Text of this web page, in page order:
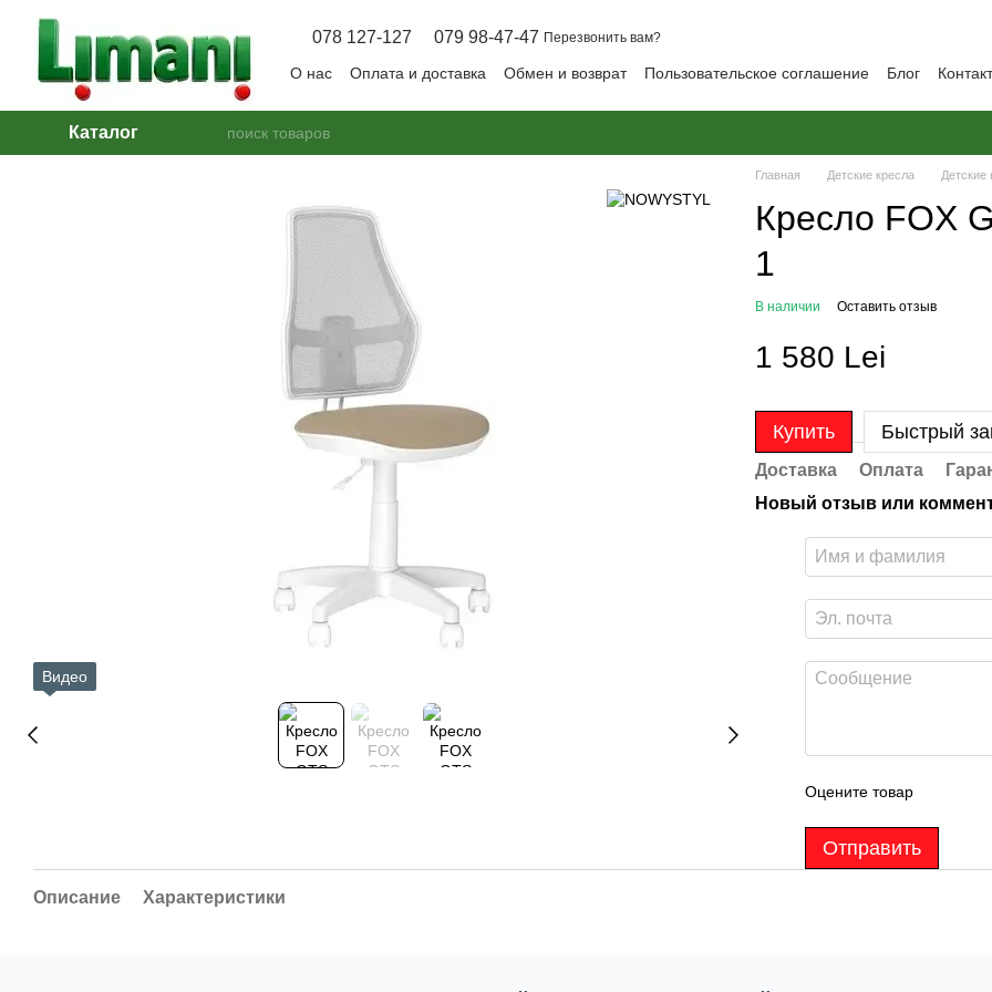
Перейти к основному контенту
078 127-127 079 98-47-47 Перезвонить вам?
О нас Оплата и доставка Обмен и возврат Пользовательское соглашение Блог
Каталог
Видео
Главная Детские кресла Детские
Кресло FOX
1
В наличии Оставить отзыв
1 580 Lei
Купить Быстрый
Доставка Оплата
Новый отзыв или
Оцените товар
Отправить
Описание Характеристики